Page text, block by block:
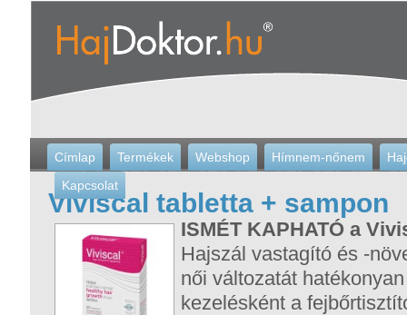
Címlap Termékek Webshop Hímnem-nőnem
Kapcsolat
Viviscal tabletta + sampon
ISMÉT KAPHATÓ a
Hajszál vastagító és -
női változatát
kezelésként a